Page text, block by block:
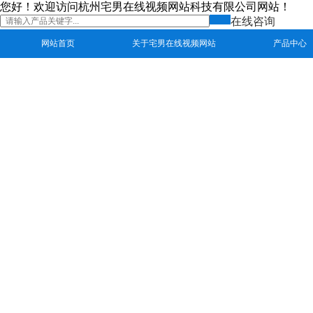
您好！欢迎访问杭州宅男在线视频网站科技有限公司网站！
在线咨询
网站首页 关于宅男在线视频网站 产品中心